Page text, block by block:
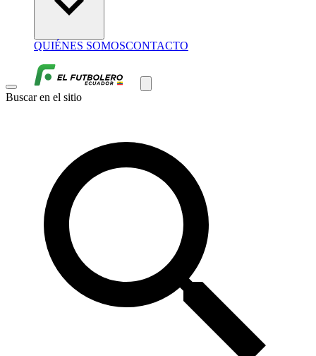
QUIÉNES SOMOSCONTACTO
Buscar en el sitio